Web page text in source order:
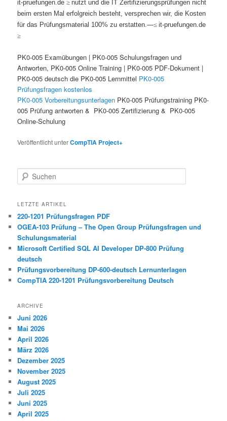
it-pruefungen.de≥ nutzt und die IT Zertifizierungsprüfungen nicht
beim ersten Mal erfolgreich besteht, versprechen wir, die Kosten
für das Prüfungsmaterial 100% zu erstatten.—≤it-pruefungen.de
≥
PK0-005 Examübungen | PK0-005 Schulungsfragen und
Antworten, PK0-005 Online Training | PK0-005 PDF-Dokument |
PK0-005 deutsch die PK0-005 Lernmittel PK0-005
Prüfungsfragen kostenlos
PK0-005 Vorbereitungsunterlagen PK0-005 Prüfungstraining PK0-
005 Prüfung antworten & PK0-005 Zertifizierung & PK0-005
Online-Schulung
Veröffentlicht unterCompTIA Project+
Suchen
LETZTE ARTIKEL
220-1201 Prüfungsfragen PDF
OGEA-103 Prüfung – The Open Group Prüfungsfragen und
Schulungsmaterial
Microsoft Certified SQL AI Developer DP-800 Prüfung
deutsch
Prüfungsvorbereitung DP-600-deutsch Lernunterlagen
CompTIA 220-1201 Prüfungsvorbereitung Deutsch
ARCHIVE
Juni 2026
Mai 2026
April 2026
März 2026
Dezember 2025
November 2025
August 2025
Juli 2025
Juni 2025
April 2025